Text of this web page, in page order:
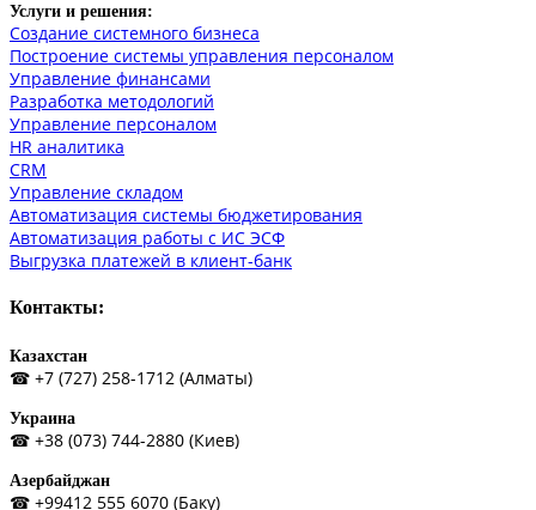
Услуги и решения:
Создание системного бизнеса
Построение системы управления персоналом
Управление финансами
Разработка методологий
Управление персоналом
HR аналитика
СRM
Управление складом
Автоматизация системы бюджетирования
Автоматизация работы с ИС ЭСФ
Выгрузка платежей в клиент-банк
Контакты:
Казахстан
☎ +7 (727) 258-1712 (Алматы)
Украина
☎ +38 (073) 744-2880 (Киев)
Азербайджан
☎ +99412 555 6070 (Баку)